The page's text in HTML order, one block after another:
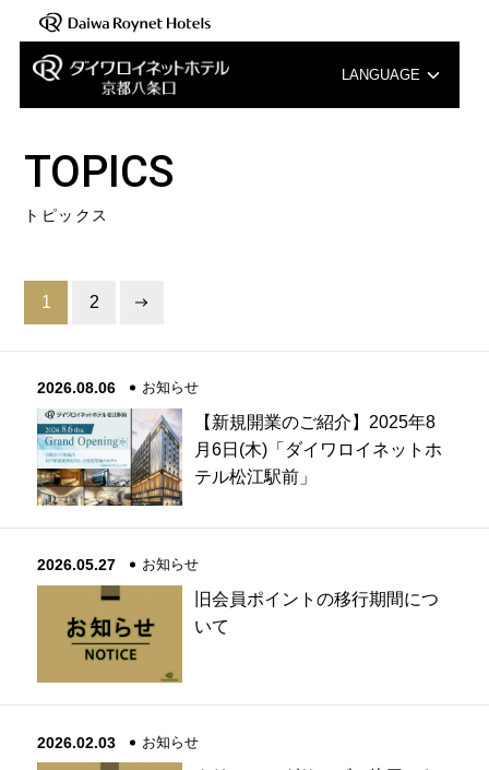
LANGUAGE
TOPICS
トピックス
1 2
2026.08.06 お知らせ
【新規開業のご紹介】2025年8
月6日(木)「ダイワロイネットホ
テル松江駅前」
2026.05.27 お知らせ
旧会員ポイントの移行期間につ
いて
2026.02.03 お知らせ